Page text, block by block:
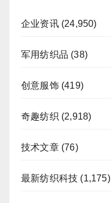
企业资讯(24,950)
军用纺织品 (38)
创意服饰(419)
奇趣纺织 (2,918)
技术文章(76)
最新纺织科技 (1,175)